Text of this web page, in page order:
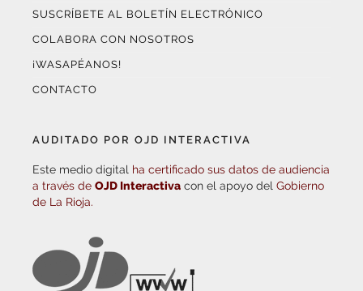
SUSCRÍBETE AL BOLETÍN ELECTRÓNICO
COLABORA CON NOSOTROS
¡WASAPÉANOS!
CONTACTO
AUDITADO POR OJD INTERACTIVA
Este medio digital ha certificado sus datos de audiencia
a través de OJD Interactiva con el apoyo del Gobierno
de La Rioja.